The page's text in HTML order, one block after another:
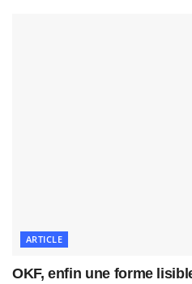
ARTICLE
OKF, enfin une forme